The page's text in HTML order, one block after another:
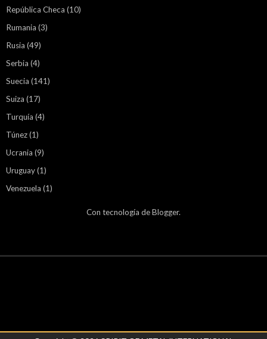
República Checa (10)
Rumania (3)
Rusia (49)
Serbia (4)
Suecia (141)
Suiza (17)
Turquía (4)
Túnez(1)
Ucrania (9)
Uruguay(1)
Venezuela (1)
Con tecnología deBlogger.